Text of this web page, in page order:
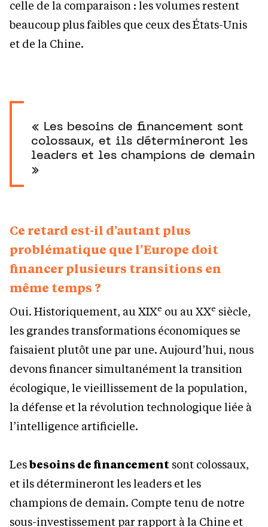
celle de la comparaison : les volumes restent
beaucoup plus faibles que ceux des États-Unis
et de la Chine.
« Les besoins de financement sont
colossaux, et ils détermineront les
leaders et les champions de demain
»
Ce retard est-il d’autant plus
problématique que l’Europe doit
financer plusieurs transitions en
même temps ?
Oui. Historiquement, au XIXe ou au XXe siècle,
les grandes transformations économiques se
faisaient plutôt une par une. Aujourd’hui, nous
devons financer simultanément la transition
écologique, le vieillissement de la population,
la défense et la révolution technologique liée à
l’intelligence artificielle.
Lesbesoins de financement sont colossaux,
et ils détermineront les leaders et les
champions de demain. Compte tenu de notre
sous-investissement par rapport à la Chine et